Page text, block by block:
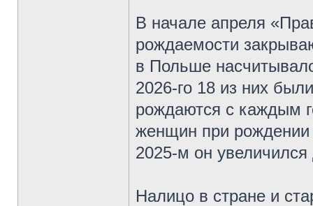
В начале апреля
рождаемости
в Польше
2026-го 18 из них
рождаются с каждым
женщин при рождении
2025-м он
Налицо в стране и